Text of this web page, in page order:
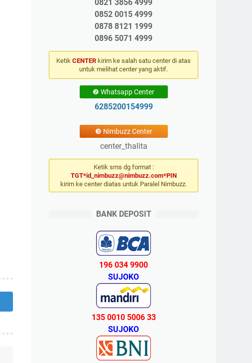
0821 3856 4999
0852 0015 4999
0878 8121 1999
0896 5071 4999
Ketik CENTER kirim ke salah satu center di atas
untuk melihat center yang aktif.
❷ Whatsapp Center
6285200154999
❸ Nimbuzz Center
center_thalita
Ketik sms dg format :
TGT*id_nimbuzz@nimbuzz.com*PIN
kirim ke center diatas untuk Paralel Nimbuzz.
BANK DEPOSIT
196 034 9900
SUJOKO
135 0010 5006 33
SUJOKO